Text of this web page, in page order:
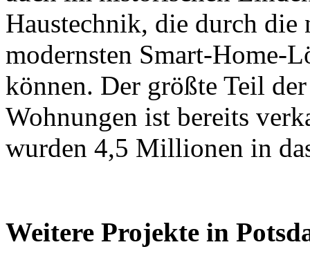
Haustechnik, die durch die
modernsten Smart-Home-
können. Der größte Teil
Wohnungen ist bereits
wurden 4,5 Millionen in
Weitere Projekte in